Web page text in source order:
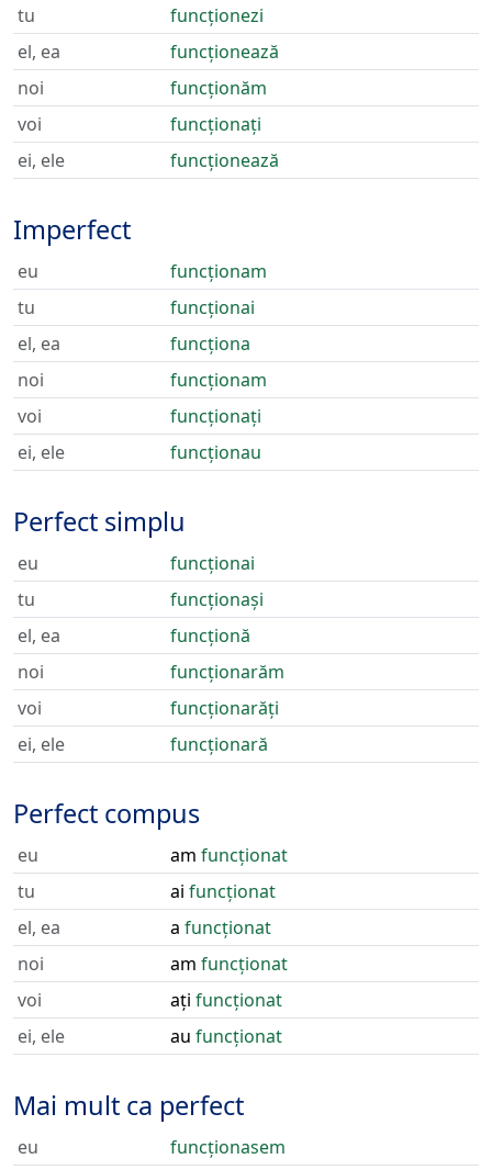
tu
funcționezi
el, ea
funcționează
noi
funcționăm
voi
funcționați
ei, ele
funcționează
Imperfect
eu
funcționam
tu
funcționai
el, ea
funcționa
noi
funcționam
voi
funcționați
ei, ele
funcționau
Perfect simplu
eu
funcționai
tu
funcționași
el, ea
funcționă
noi
funcționarăm
voi
funcționarăți
ei, ele
funcționară
Perfect compus
eu am funcționat
tu
ai funcționat
el, ea
a funcționat
noi
am funcționat
voi
ați funcționat
ei, ele
au funcționat
Mai mult ca perfect
eu
funcționasem